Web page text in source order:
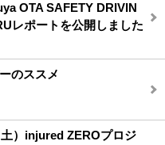
OTA SAFETY DRIVIN
レポートを公開しました
のススメ
土）injured ZEROプロジ